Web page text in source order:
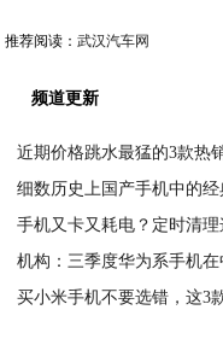
推荐阅读：武汉汽车网
频道更新
近期价格跳水最猛的3款热
细数历史上国产手机中的
手机又卡又耗电？定时清
机构：三季度华为系手机
买小米手机不要选错，这3